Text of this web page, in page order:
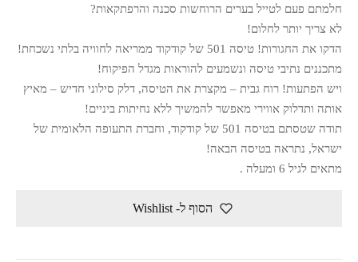
חלמתם פעם לטייל בערים הרוחשות סכנה והרפתקאות?
לא צריך יותר לחלום!
הדקו את החגורות! טיסה 501 של קודקוד ממריאה לחוויה בלתי נשכחת!
מתכננים נתיבי טיסה ונשמעים להוראות מגדל הפיקוח!
ויש הפתעות! רוח גבית – מקצרת את הטיסה, דלק סילוני חדיש – מאיץ
אותה ותדלוק אווירי מאפשר להמשיך ללא נחיתות ביניים!
תודה שטסתם בטיסה 501 של קודקוד, וחברת התעופה הלאומית של
ישראל, נתראה בטיסה הבאה!
מתאים לגיל 6 ומעלה .
הסוף ל- Wishlist